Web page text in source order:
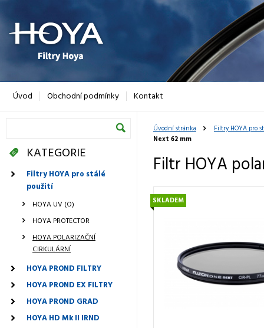
Úvodní stránka
Filtry HOYA pro
Next 62 mm
Filtr HOYA
SKLADEM
KATEGORIE
Filtry HOYA pro stálé
použití
HOYA UV (O)
HOYA PROTECTOR
HOYA POLARIZAČNÍ
CIRKULÁRNÍ
HOYA PROND FILTRY
HOYA PROND EX FILTRY
HOYA PROND GRAD
HOYA HD Mk II IRND
Úvod Obchodní podmínky Kontakt